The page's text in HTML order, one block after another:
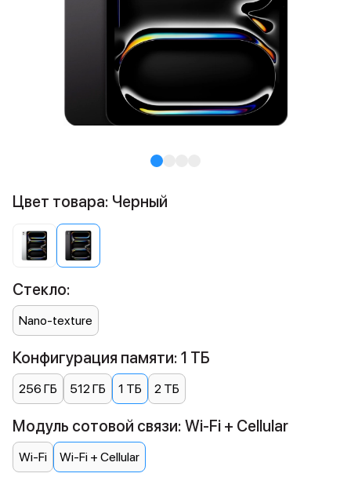
Цвет товара: Черный
Стекло:
Nano-texture
Конфигурация памяти: 1 ТБ
256 ГБ 512 ГБ 1 ТБ 2 ТБ
Модуль сотовой связи: Wi-Fi + Cellular
Wi-Fi Wi-Fi + Cellular